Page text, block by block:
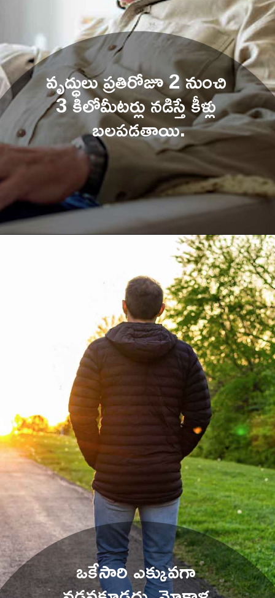
వృద్ధులు ప్రతిరోజూ 2 నుంచి
3 కిలోమీటర్లు నడిస్తే కీళ్లు
బలపడతాయి.
ఒకేసారి ఎక్కువగా